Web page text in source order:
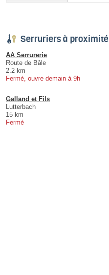
Serruriers à proximité
AA Serrurerie
Route de Bâle
2.2 km
Fermé, ouvre demain à 9h
Galland et Fils
Lutterbach
15 km
Fermé